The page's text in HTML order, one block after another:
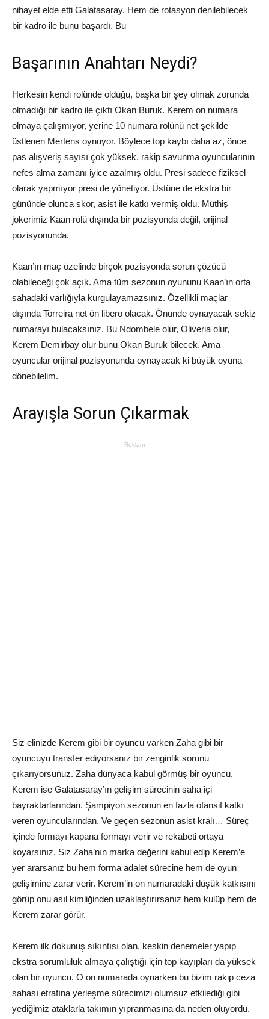
nihayet elde etti Galatasaray. Hem de rotasyon denilebilecek
bir kadro ile bunu başardı. Bu
Başarının Anahtarı Neydi?
Herkesin kendi rolünde olduğu, başka bir şey olmak zorunda
olmadığı bir kadro ile çıktı Okan Buruk. Kerem on numara
olmaya çalışmıyor, yerine 10 numara rolünü net şekilde
üstlenen Mertens oynuyor. Böylece top kaybı daha az, önce
pas alışveriş sayısı çok yüksek, rakip savunma oyuncularının
nefes alma zamanı iyice azalmış oldu. Presi sadece fiziksel
olarak yapmıyor presi de yönetiyor. Üstüne de ekstra bir
gününde olunca skor, asist ile katkı vermiş oldu. Müthiş
jokerimiz Kaan rolü dışında bir pozisyonda değil, orijinal
pozisyonunda.
Kaan’ın maç özelinde birçok pozisyonda sorun çözücü
olabileceği çok açık. Ama tüm sezonun oyununu Kaan’ın orta
sahadaki varlığıyla kurgulayamazsınız. Özellikli maçlar
dışında Torreira net ön libero olacak. Önünde oynayacak sekiz
numarayı bulacaksınız. Bu Ndombele olur, Oliveria olur,
Kerem Demirbay olur bunu Okan Buruk bilecek. Ama
oyuncular orijinal pozisyonunda oynayacak ki büyük oyuna
dönebilelim.
Arayışla Sorun Çıkarmak
- Reklam -
Siz elinizde Kerem gibi bir oyuncu varken Zaha gibi bir
oyuncuyu transfer ediyorsanız bir zenginlik sorunu
çıkarıyorsunuz. Zaha dünyaca kabul görmüş bir oyuncu,
Kerem ise Galatasaray’ın gelişim sürecinin saha içi
bayraktarlarından. Şampiyon sezonun en fazla ofansif katkı
veren oyuncularından. Ve geçen sezonun asist kralı… Süreç
içinde formayı kapana formayı verir ve rekabeti ortaya
koyarsınız. Siz Zaha’nın marka değerini kabul edip Kerem’e
yer ararsanız bu hem forma adalet sürecine hem de oyun
gelişimine zarar verir. Kerem’in on numaradaki düşük katkısını
görüp onu asıl kimliğinden uzaklaştırırsanız hem kulüp hem de
Kerem zarar görür.
Kerem ilk dokunuş sıkıntısı olan, keskin denemeler yapıp
ekstra sorumluluk almaya çalıştığı için top kayıpları da yüksek
olan bir oyuncu. O on numarada oynarken bu bizim rakip ceza
sahası etrafına yerleşme sürecimizi olumsuz etkilediği gibi
yediğimiz ataklarla takımın yıpranmasına da neden oluyordu.